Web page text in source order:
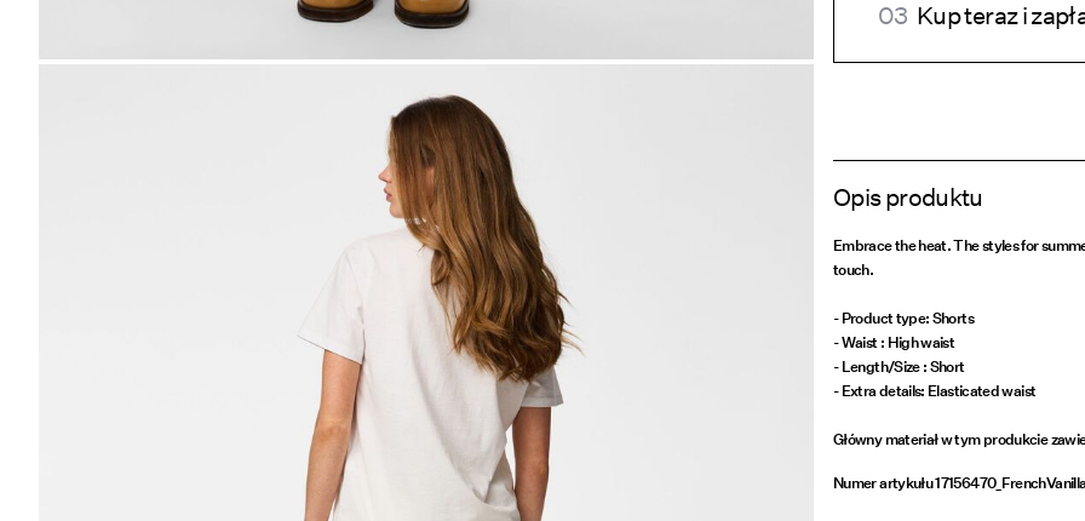
Kup teraz i
Opis produktu
Embrace the heat. The styles for
touch.
- Product type: Shorts
- Waist : High waist
- Length/Size : Short
- Extra details: Elasticated waist
Główny materiał w tym produkcie
Numer artykułu17156470_FrenchVanilla